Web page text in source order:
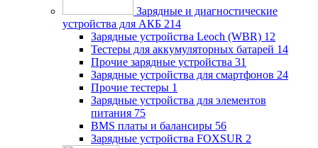
Зарядные и диагностические
устройства для АКБ 214
Зарядные устройства Leoch (WBR) 12
Тестеры для аккумуляторных батарей 14
Прочие зарядные устройства 31
Зарядные устройства для смартфонов 24
Прочие тестеры 1
Зарядные устройства для элементов
питания 75
BMS платы и балансиры 56
Зарядные устройства FOXSUR 2